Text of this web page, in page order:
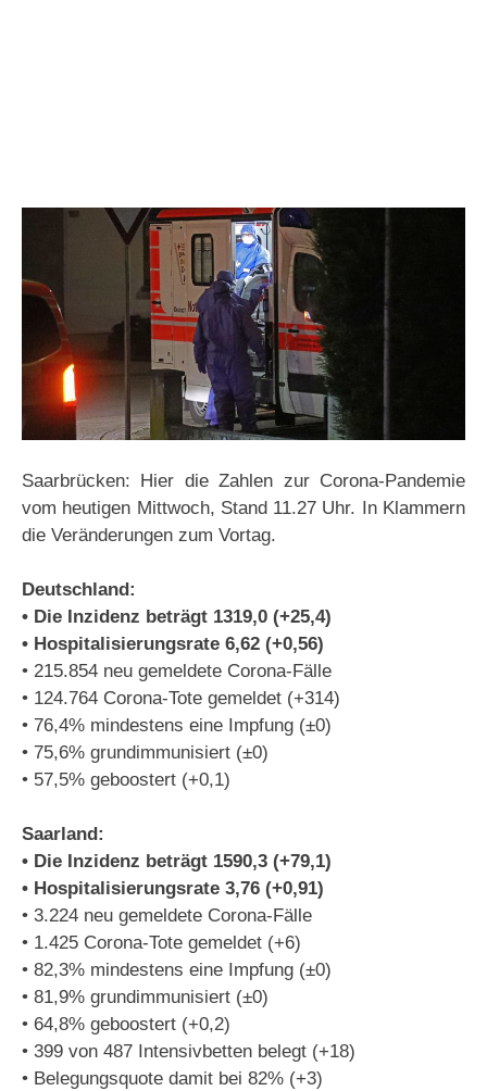
Saarbrücken: Hier die Zahlen zur Corona-Pandemie
vom heutigen Mittwoch, Stand 11.27 Uhr. In Klammern
die Veränderungen zum Vortag.
Deutschland:
• Die Inzidenz beträgt 1319,0 (+25,4)
• Hospitalisierungsrate 6,62 (+0,56)
• 215.854 neu gemeldete Corona-Fälle
• 124.764 Corona-Tote gemeldet (+314)
• 76,4% mindestens eine Impfung (±0)
• 75,6% grundimmunisiert (±0)
• 57,5% geboostert (+0,1)
Saarland:
• Die Inzidenz beträgt 1590,3 (+79,1)
• Hospitalisierungsrate 3,76 (+0,91)
• 3.224 neu gemeldete Corona-Fälle
• 1.425 Corona-Tote gemeldet (+6)
• 82,3% mindestens eine Impfung (±0)
• 81,9% grundimmunisiert (±0)
• 64,8% geboostert (+0,2)
• 399 von 487 Intensivbetten belegt (+18)
• Belegungsquote damit bei 82% (+3)